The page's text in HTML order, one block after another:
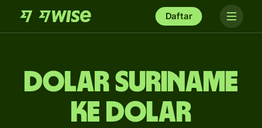
Daftar
dolar Suriname
ke dolar